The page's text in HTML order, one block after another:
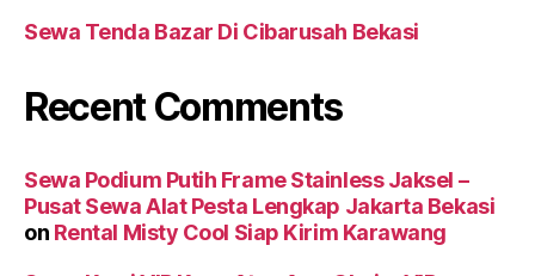
Sewa Tenda Bazar Di Cibarusah Bekasi
Recent Comments
Sewa Podium Putih Frame Stainless Jaksel –
Pusat Sewa Alat Pesta Lengkap Jakarta Bekasi
on Rental Misty Cool Siap Kirim Karawang